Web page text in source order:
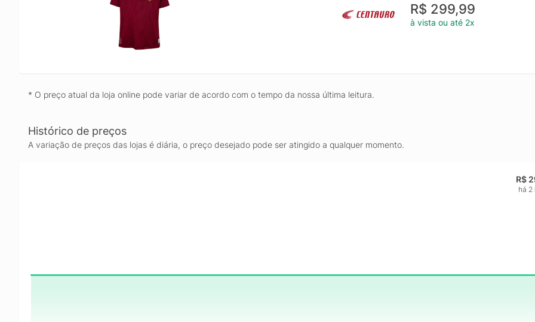
R$ 299,99
à vista ou até 2x
* O preço atual da loja online pode variar de acordo com o tempo da nossa última leitura.
Histórico de preços
A variação de preços das lojas é diária, o preço desejado pode ser atingido a qualquer momento.
R$
há 2